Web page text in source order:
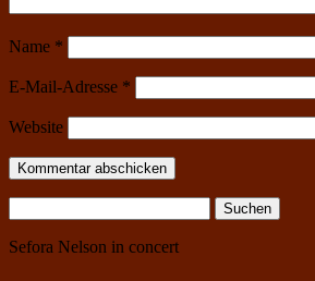
Name *
E-Mail-Adresse *
Website
nach:
Sefora Nelson in concert